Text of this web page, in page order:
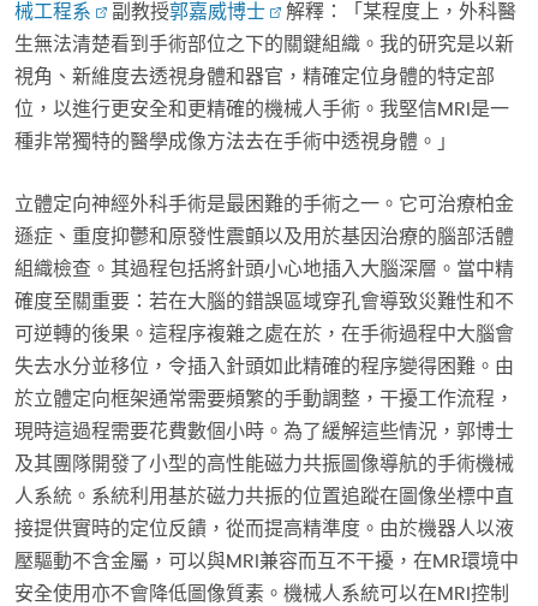
械工程系
副教授郭嘉威博士
解釋：「某程度上，外科醫
生無法清楚看到手術部位之下的關鍵組織。我的研究是以新
視角、新維度去透視身體和器官，精確定位身體的特定部
位，以進行更安全和更精確的機械人手術。我堅信MRI是一
種非常獨特的醫學成像方法去在手術中透視身體。」
立體定向神經外科手術是最困難的手術之一。它可治療柏金
遜症、重度抑鬱和原發性震顫以及用於基因治療的腦部活體
組織檢查。其過程包括將針頭小心地插入大腦深層。當中精
確度至關重要：若在大腦的錯誤區域穿孔會導致災難性和不
可逆轉的後果。這程序複雜之處在於，在手術過程中大腦會
失去水分並移位，令插入針頭如此精確的程序變得困難。由
於立體定向框架通常需要頻繁的手動調整，干擾工作流程，
現時這過程需要花費數個小時。為了緩解這些情況，郭博士
及其團隊開發了小型的高性能磁力共振圖像導航的手術機械
人系統。系統利用基於磁力共振的位置追蹤在圖像坐標中直
接提供實時的定位反饋，從而提高精準度。由於機器人以液
壓驅動不含金屬，可以與MRI兼容而互不干擾，在MR環境中
安全使用亦不會降低圖像質素。機械人系統可以在MRI控制